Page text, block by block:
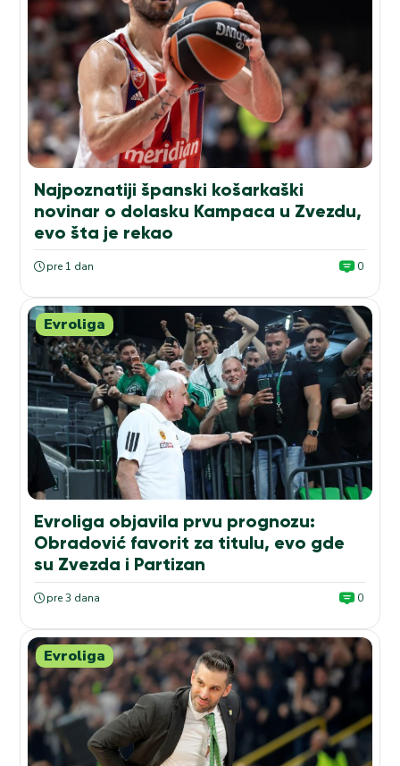
Najpoznatiji španski košarkaški
novinar o dolasku Kampaca u Zvezdu,
evo šta je rekao
pre 1 dan 0
Evroliga
Evroliga objavila prvu prognozu:
Obradović favorit za titulu, evo gde
su Zvezda i Partizan
pre 3 dana 0
Evroliga